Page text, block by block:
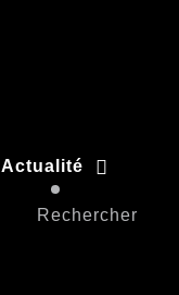
Actualité
Rechercher